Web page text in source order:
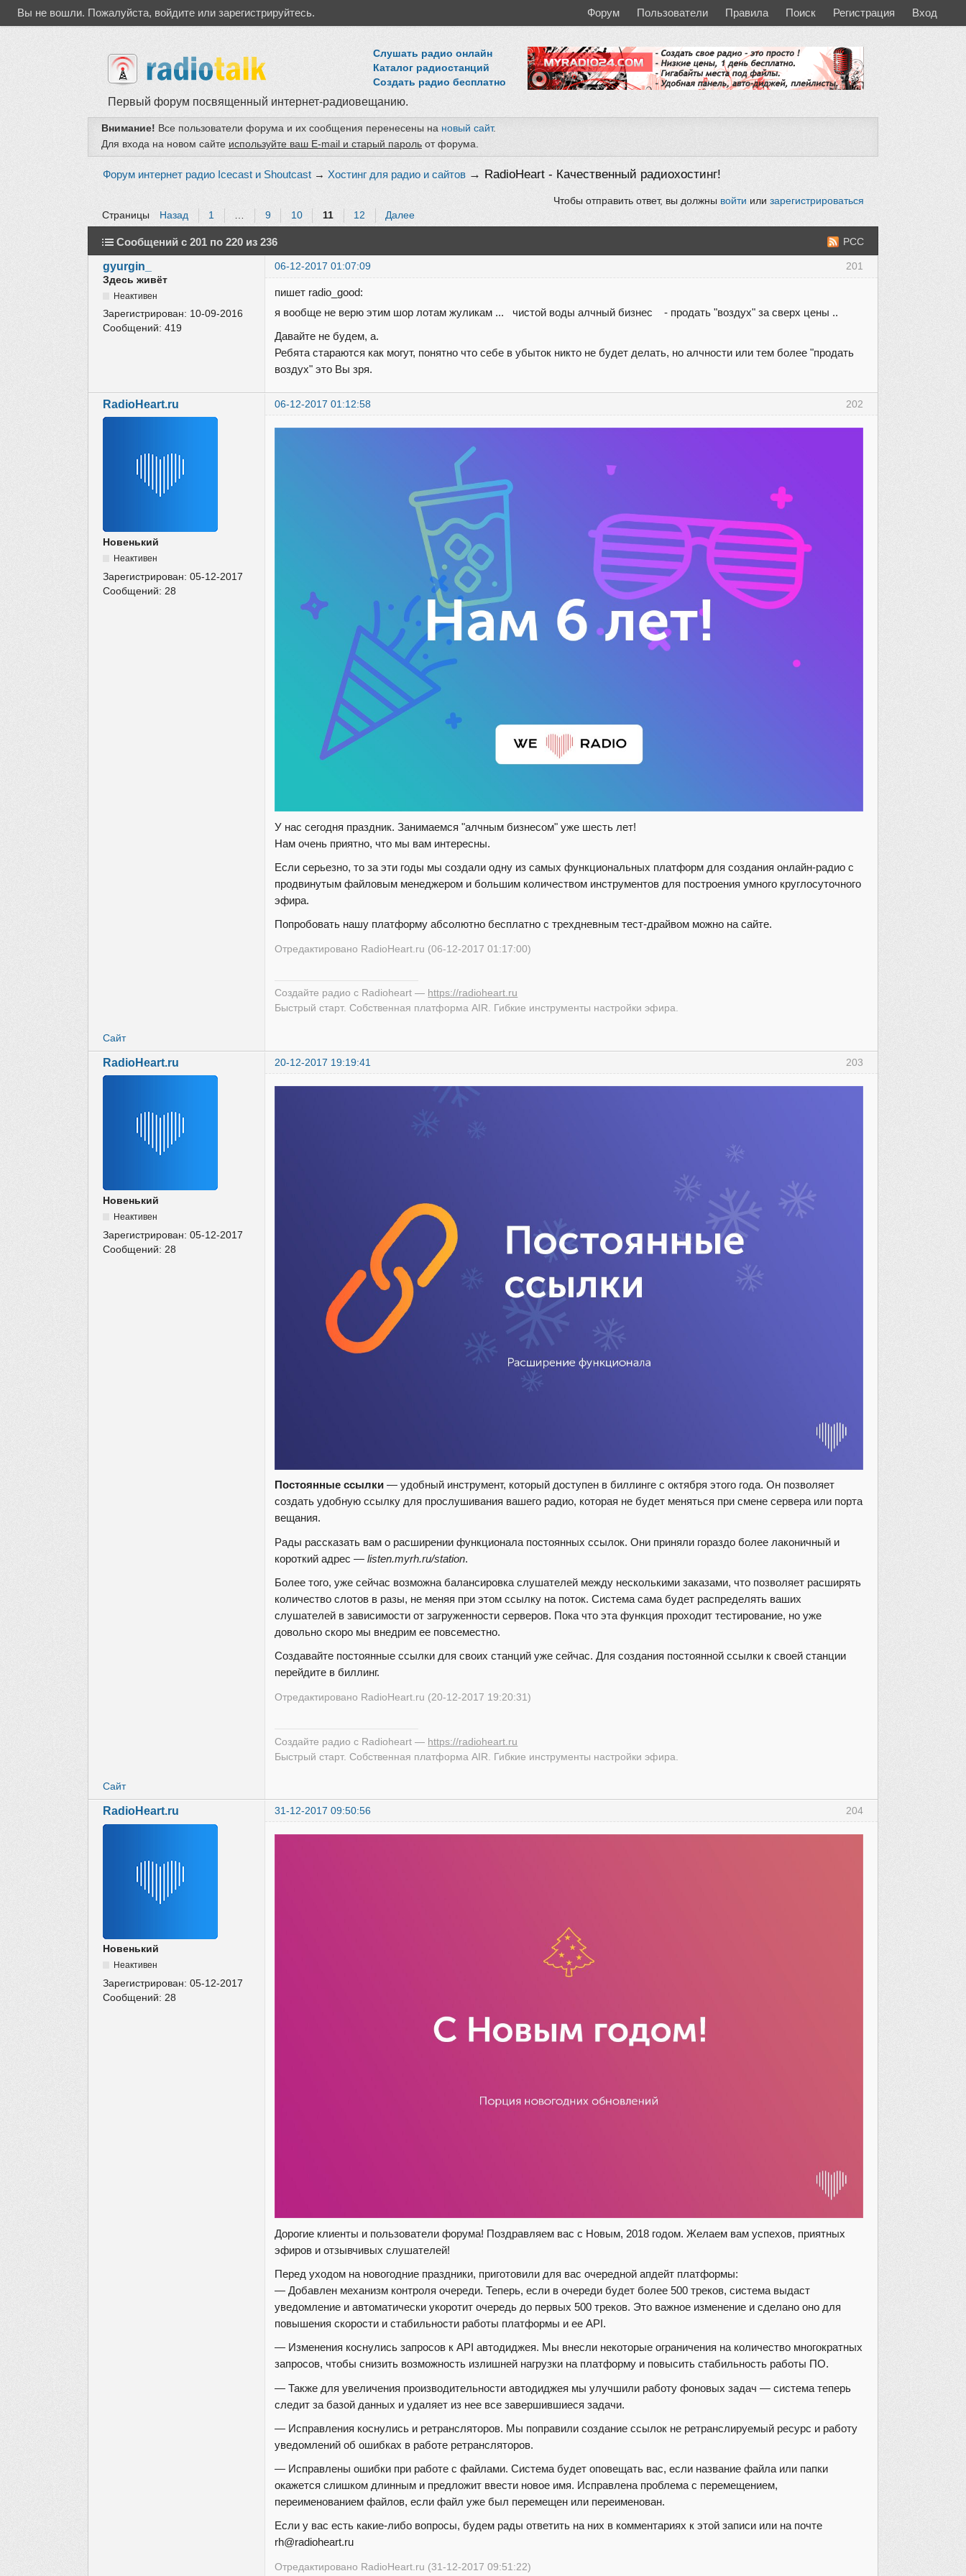
Вы не вошли. Пожалуйста, войдите или зарегистрируйтесь. Форум Пользователи Правила Поиск Регистрация Вход
Слушать радио онлайн
Каталог радиостанций
Создать радио бесплатно
Первый форум посвященный интернет-радиовещанию.
Внимание! Все пользователи форума и их сообщения перенесены на новый сайт.
Для входа на новом сайте используйте ваш E-mail и старый пароль от форума.
Форум интернет радио Icecast и Shoutcast → Хостинг для радио и сайтов → RadioHeart - Качественный радиохостинг!
Страницы Назад 1 … 9 10 11 12 Далее
Чтобы отправить ответ, вы должны войти или зарегистрироваться
РСС
Сообщений с 201 по 220 из 236
201
gyurgin_
06-12-2017 01:07:09
Здесь живёт
Неактивен
Зарегистрирован: 10-09-2016
Сообщений:419
пишет radio_good:
я вообще не верю этим шор лотам жуликам ... чистой воды алчный бизнес - продать "воздух" за сверх цены ..
Давайте не будем, а.
Ребята стараются как могут, понятно что себе в убыток никто не будет делать, но алчности или тем более "продать
воздух" это Вы зря.
202
RadioHeart.ru 06-12-2017 01:12:58
Новенький
Неактивен
Зарегистрирован:05-12-2017
Сообщений: 28
У нас сегодня праздник. Занимаемся "алчным бизнесом" уже шесть лет!
Нам очень приятно, что мы вам интересны.
Если серьезно, то за эти годы мы создали одну из самых функциональных платформ для создания онлайн-радио с
продвинутым файловым менеджером и большим количеством инструментов для построения умного круглосуточного
эфира.
Попробовать нашу платформу абсолютно бесплатно с трехдневным тест-драйвом можно на сайте.
Отредактировано RadioHeart.ru (06-12-2017 01:17:00)
Создайте радио с Radioheart — https://radioheart.ru
Быстрый старт. Собственная платформа AIR. Гибкие инструменты настройки эфира.
Сайт
203
RadioHeart.ru 20-12-2017 19:19:41
Новенький
Неактивен
Зарегистрирован:05-12-2017
Сообщений: 28
Постоянные ссылки — удобный инструмент, который доступен в биллинге с октября этого года. Он позволяет
создать удобную ссылку для прослушивания вашего радио, которая не будет меняться при смене сервера или порта
вещания.
Рады рассказать вам о расширении функционала постоянных ссылок. Они приняли гораздо более лаконичный и
короткий адрес —listen.myrh.ru/station.
Более того, уже сейчас возможна балансировка слушателей между несколькими заказами, что позволяет расширять
количество слотов в разы, не меняя при этом ссылку на поток. Система сама будет распределять ваших
слушателей в зависимости от загруженности серверов. Пока что эта функция проходит тестирование, но уже
довольно скоро мы внедрим ее повсеместно.
Создавайте постоянные ссылки для своих станций уже сейчас. Для создания постоянной ссылки к своей станции
перейдите в биллинг.
Отредактировано RadioHeart.ru (20-12-2017 19:20:31)
Создайте радио с Radioheart — https://radioheart.ru
Быстрый старт. Собственная платформа AIR. Гибкие инструменты настройки эфира.
Сайт
204
RadioHeart.ru 31-12-2017 09:50:56
Новенький
Неактивен
Зарегистрирован:05-12-2017
Сообщений: 28
Дорогие клиенты и пользователи форума! Поздравляем вас с Новым, 2018 годом. Желаем вам успехов, приятных
эфиров и отзывчивых слушателей!
Перед уходом на новогодние праздники, приготовили для вас очередной апдейт платформы:
— Добавлен механизм контроля очереди. Теперь, если в очереди будет более 500 треков, система выдаст
уведомление и автоматически укоротит очередь до первых 500 треков. Это важное изменение и сделано оно для
повышения скорости и стабильности работы платформы и ее API.
— Изменения коснулись запросов к API автодиджея. Мы внесли некоторые ограничения на количество многократных
запросов, чтобы снизить возможность излишней нагрузки на платформу и повысить стабильность работы ПО.
— Также для увеличения производительности автодиджея мы улучшили работу фоновых задач — система теперь
следит за базой данных и удаляет из нее все завершившиеся задачи.
— Исправления коснулись и ретрансляторов. Мы поправили создание ссылок не ретранслируемый ресурс и работу
уведомлений об ошибках в работе ретрансляторов.
— Исправлены ошибки при работе с файлами. Система будет оповещать вас, если название файла или папки
окажется слишком длинным и предложит ввести новое имя. Исправлена проблема с перемещением,
переименованием файлов, если файл уже был перемещен или переименован.
Если у вас есть какие-либо вопросы, будем рады ответить на них в комментариях к этой записи или на почте
rh@radioheart.ru
Отредактировано RadioHeart.ru (31-12-2017 09:51:22)